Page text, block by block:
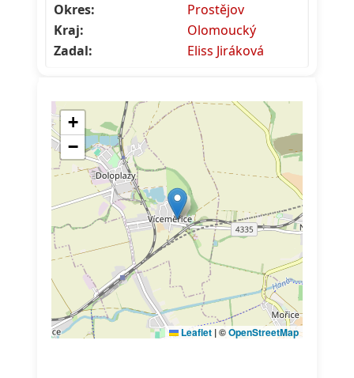
Okres:
Prostějov
Kraj:
Olomoucký
Zadal:
Eliss Jiráková